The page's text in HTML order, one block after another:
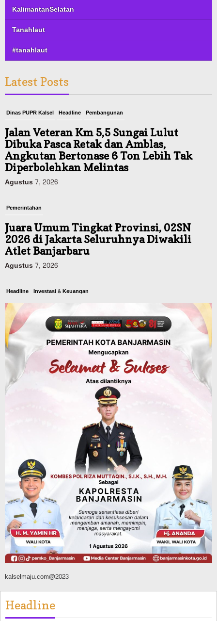
KalimantanSelatan
Tanahlaut
#tanahlaut
Latest Posts
Dinas PUPR Kalsel Headline Pembangunan
Jalan Veteran Km 5,5 Sungai Lulut
Dibuka Pasca Retak dan Amblas,
Angkutan Bertonase 6 Ton Lebih Tak
Diperbolehkan Melintas
Agustus 7, 2026
Pemerintahan
Juara Umum Tingkat Provinsi, 02SN
2026 di Jakarta Seluruhnya Diwakili
Atlet Banjarbaru
Agustus 7, 2026
Headline Investasi & Keuangan
KUA-PPAS 2027 Banjarbaru Defisit 170
Miliar, Pendapatan 1,2 Triliun Belanja
1,37 Triliun, Tutup Kekurangan dari
SiLPA
Agustus 7, 2026
Kalsel
Operasi Sikat Intan 2026 Berakhir, Polda
Kalsel Amankan Ribuan Miras Hingga
Pemerintahan Sosial & Keagamaan
Banjarmasin Pilot Project Perlinsos
Digital, Target 30 Persen IKD Masih
Jauh, Komisi II DPR Turun Tangan
Agustus 7, 2026
kalselmaju.com@2023
Headline